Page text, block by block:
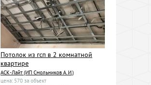
Потолок из гсп в 2 комнатной
квартире
АСК-Лайт (ИП Смольников А. И.)
цена: 570 за объект